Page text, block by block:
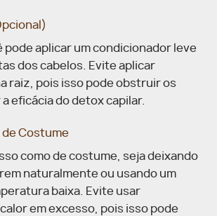
pode aplicar um condicionador leve
dos cabelos. Evite aplicar
raiz, pois isso pode obstruir os
eficácia do detox capilar.
de Costume
como de costume, seja deixando
naturalmente ou usando um
baixa. Evite usar
em excesso, pois isso pode